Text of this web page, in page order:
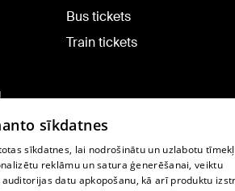
Bus tickets
Train tickets
sīkdatnes
sīkdatnes, lai nodrošinātu un uzlabotu
reklāmu un satura ģenerēšanai, veiktu
datu apkopošanu, kā arī produktu